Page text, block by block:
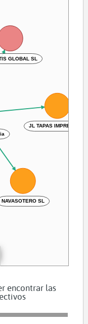
GLOBAL SL
NAVASOTERO SL
JL TAPAS IMPRESS SL
encontrar las